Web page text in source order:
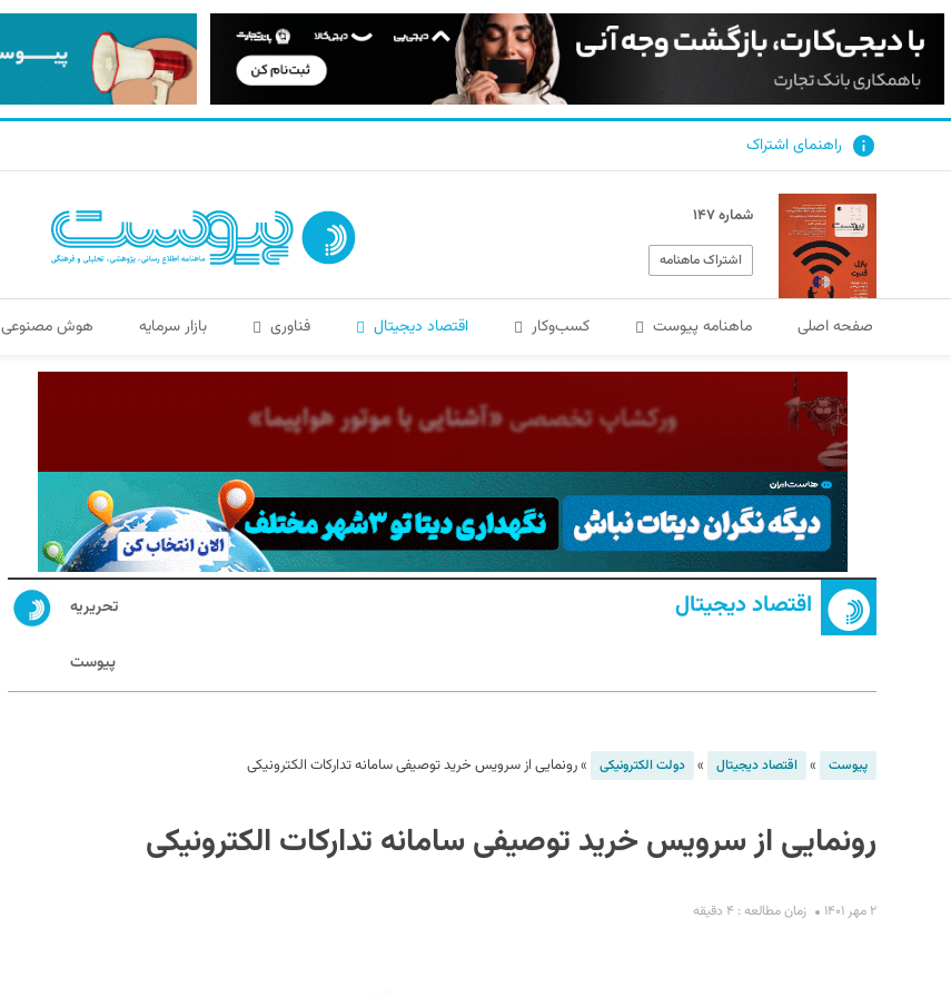
راهنمای اشتراک
شماره ۱۴۷
اشتراک ماهنامه
صفحه اصلی ماهنامه پیوست کسب‌و‌کار اقتصاد دیجیتال فناوری بازار سرمایه هوش مصنوعی
اقتصاد دیجیتال تحریریه
پیوست
پیوست » اقتصاد دیجیتال » دولت الکترونیکی »رونمایی از سرویس خرید توصیفی سامانه تدارکات الکترونیکی
رونمایی از سرویس خرید توصیفی سامانه تدارکات الکترونیکی
۲ مهر ۱۴۰۱ زمان مطالعه : ۴ دقیقه